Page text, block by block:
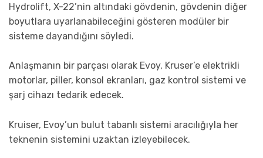
Hydrolift, X-22’nin altındaki gövdenin, gövdenin diğer
boyutlara uyarlanabileceğini gösteren modüler bir
sisteme dayandığını söyledi.
Anlaşmanın bir parçası olarak Evoy, Kruser’e elektrikli
motorlar, piller, konsol ekranları, gaz kontrol sistemi ve
şarj cihazı tedarik edecek.
Kruiser, Evoy’un bulut tabanlı sistemi aracılığıyla her
teknenin sistemini uzaktan izleyebilecek.